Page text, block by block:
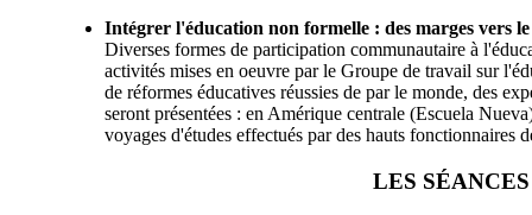
Intégrer l'éducation non formelle : des marges vers
Diverses formes de participation communautaire à
activités mises en oeuvre par le Groupe de travail sur
de réformes éducatives réussies de par le monde, des
seront présentées : en Amérique centrale (Escuela
voyages d'études effectués par des hauts fonctionnaires
LES